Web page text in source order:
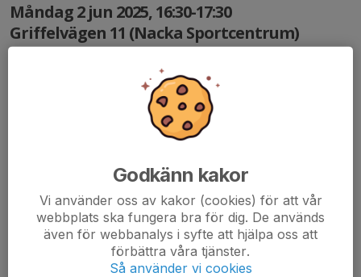
Måndag 2 jun 2025, 16:30-17:30
Griffelvägen 11 (Nacka Sportcentrum)
Välkomna på terminens gradering!
Familj och vänner är varmt välkomna att komma och
Godkänn kakor
Vi använder oss av kakor (cookies) för att vår
webbplats ska fungera bra för dig. De används
även för webbanalys i syfte att hjälpa oss att
förbättra våra tjänster.
Så använder vi cookies